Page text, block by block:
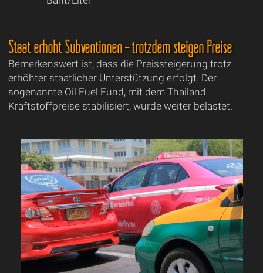
Staat erhöht Subventionen – trotzdem steigen Preise
Bemerkenswert ist, dass die Preissteigerung trotz
erhöhter staatlicher Unterstützung erfolgt. Der
sogenannte Oil Fuel Fund, mit dem Thailand
Kraftstoffpreise stabilisiert, wurde weiter belastet.